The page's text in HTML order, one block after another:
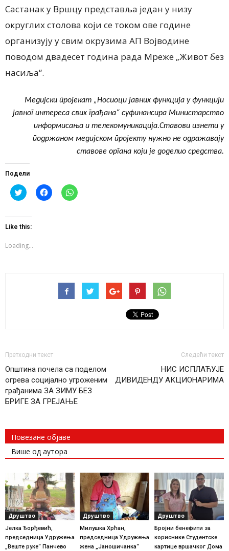
Састанак у Вршцу представља један у низу
округлих столова који се током ове године
организују у свим окрузима АП Војводине
поводом двадесет година рада Мреже „Живот без
насиља“.
Медијски пројекат „Носиоци јавних функција у функцији
јавног интереса свих грађана“ суфинансира Министарство
информисања и телекомуникација.Ставови изнети у
подржаном медијском пројекту нужно не одражавају
ставове органа који је доделио средства.
Подели
Click
to
Twitter
(Opens
in
window)
Click
to
Click
to
Like this:
Loading...
Претходни текст
Општина почела са поделом
огрева социјално угроженим
грађанима ЗА ЗИМУ БЕЗ
БРИГЕ ЗА ГРЕЈАЊЕ
Следећи текст
НИС ИСПЛАЋУЈЕ
ДИВИДЕНДУ АКЦИОНАРИМА
Повезане објаве
Више од аутора
Друштво
Јелка Ђорђевић,
председница Удружења
„Веште руке“ Панчево
Друштво
Милушка Хрћан,
председница Удружења
жена „Јаношичанка“
Друштво
Бројни бенефити за
кориснике Студентске
картице вршачког Дома